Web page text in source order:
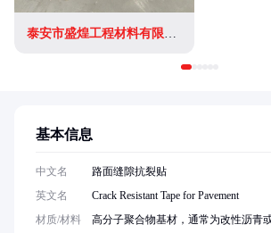
泰安市盛煌工程材料有限公司
基本信息
中文名
路面缝隙抗裂贴
英文名
Crack Resistant Tape for Pavement
材质/材料
高分子聚合物基材，通常为改性沥青